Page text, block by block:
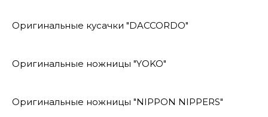
Оригинальные кусачки "DACCORDO"
Оригинальные ножницы "YOKO"
Оригинальные ножницы "NIPPON NIPPERS"